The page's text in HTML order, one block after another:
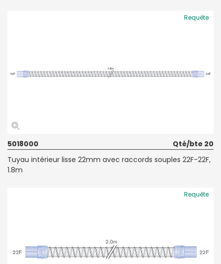
Requête
5018000
Qté/bte 20
Tuyau intérieur lisse 22mm avec raccords souples 22F-22F,
1.8m
Requête